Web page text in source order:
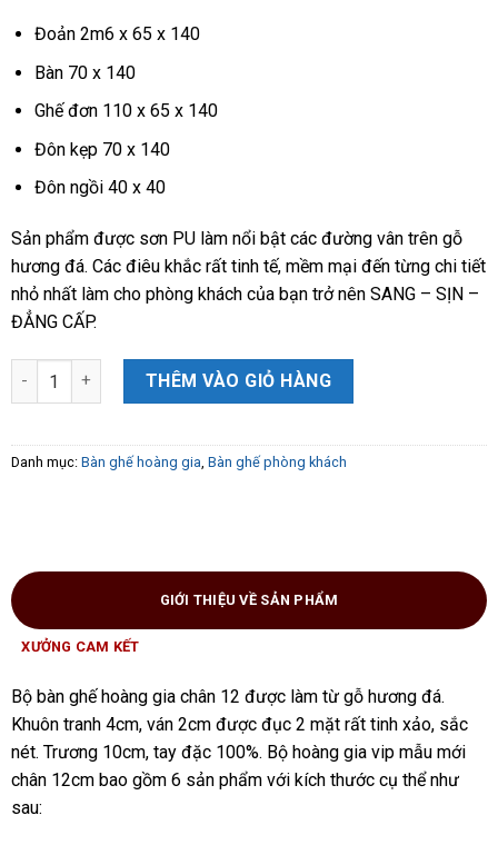
Đoản 2m6 x 65 x 140
Bàn 70 x 140
Ghế đơn 110 x 65 x 140
Đôn kẹp 70 x 140
Đôn ngồi 40 x 40
Sản phẩm được sơn PU làm nổi bật các đường vân trên gỗ
hương đá. Các điêu khắc rất tinh tế, mềm mại đến từng chi tiết
nhỏ nhất làm cho phòng khách của bạn trở nên SANG – SỊN –
ĐẲNG CẤP.
Combo Bàn ghế Hoàng Gia dát vàng gỗ Hương Đá 100% VÍP số
THÊM VÀO GIỎ HÀNG
Danh mục: Bàn ghế hoàng gia Bàn ghế phòng khách
GIỚI THIỆU VỀ SẢN PHẨM
XƯỞNG CAM KẾT
Bộ bàn ghế hoàng gia chân 12 được làm từ gỗ hương đá.
Khuôn tranh 4cm, ván 2cm được đục 2 mặt rất tinh xảo, sắc
nét. Trương 10cm, tay đặc 100%. Bộ hoàng gia vip mẫu mới
chân 12cm bao gồm 6 sản phẩm với kích thước cụ thể như
sau: